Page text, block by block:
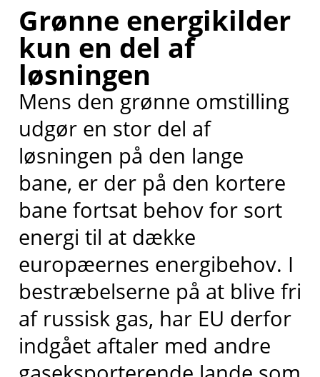
Grønne energikilder
kun en del af
løsningen
Mens den grønne omstilling
udgør en stor del af
løsningen på den lange
bane, er der på den kortere
bane fortsat behov for sort
energi til at dække
europæernes energibehov. I
bestræbelserne på at blive fri
af russisk gas, har EU derfor
indgået aftaler med andre